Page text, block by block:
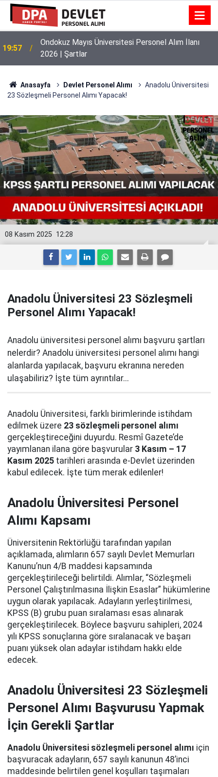
19:57
Ondokuz Mayıs Üniversitesi Personel Alım İlanı
2026 | Şartlar
Anasayfa Devlet Personel Alımı
Anadolu Üniversitesi
23 Sözleşmeli Personel Alımı Yapacak!
12:28
08 Kasım 2025
Anadolu Üniversitesi 23 Sözleşmeli
Personel Alımı Yapacak!
Anadolu üniversitesi personel alımı başvuru şartları
nelerdir? Anadolu üniversitesi personel alımı hangi
alanlarda yapılacak, başvuru ekranına nereden
ulaşabiliriz? İşte tüm ayrıntılar...
Anadolu Üniversitesi, farklı birimlerinde istihdam
edilmek üzere 23 sözleşmeli personel alımı
gerçekleştireceğini duyurdu. Resmî Gazete’de
yayımlanan ilana göre başvurular 3 Kasım – 17
Kasım 2025 tarihleri arasında e-Devlet üzerinden
kabul edilecek. İşte tüm merak edilenler!
Anadolu Üniversitesi Personel
Alımı Kapsamı
Üniversitenin Rektörlüğü tarafından yapılan
açıklamada, alımların 657 sayılı Devlet Memurları
Kanunu’nun 4/B maddesi kapsamında
gerçekleştirileceği belirtildi. Alımlar, “Sözleşmeli
Personel Çalıştırılmasına İlişkin Esaslar” hükümlerine
uygun olarak yapılacak. Adayların yerleştirilmesi,
KPSS (B) grubu puan sıralaması esas alınarak
gerçekleştirilecek. Böylece başvuru sahipleri, 2024
yılı KPSS sonuçlarına göre sıralanacak ve başarı
puanı yüksek olan adaylar istihdam hakkı elde
edecek.
Anadolu Üniversitesi 23 Sözleşmeli
Personel Alımı Başvurusu Yapmak
İçin Gerekli Şartlar
Anadolu Üniversitesi sözleşmeli personel alımı için
başvuracak adayların, 657 sayılı kanunun 48’inci
maddesinde belirtilen genel koşulları taşımaları